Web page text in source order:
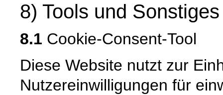
8) Tools und Sonstiges
8.1 Cookie-Consent-Tool
Diese Website nutzt zur
Nutzereinwilligungen für